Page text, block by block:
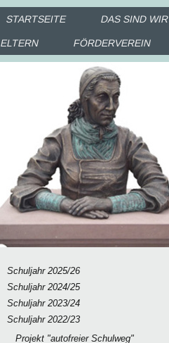
STARTSEITE DAS SIND WIR
ELTERN FÖRDERVEREIN
Schuljahr 2025/26
Schuljahr 2024/25
Schuljahr 2023/24
Schuljahr 2022/23
Projekt "autofreier Schulweg"